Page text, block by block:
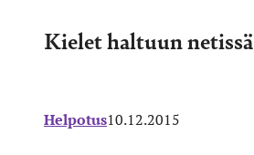
Kielet haltuun netissä
Helpotus10.12.2015